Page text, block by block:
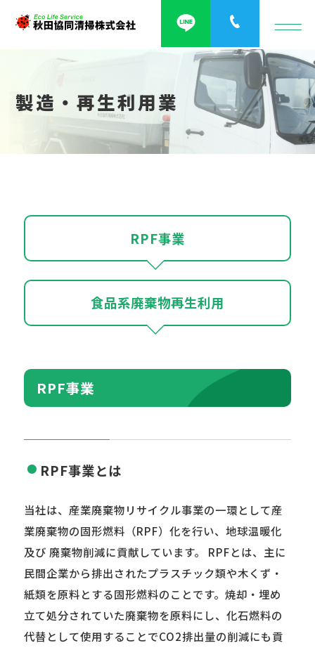
製造・再生利用業
RPF事業
食品系廃棄物再生利用
RPF事業
RPF事業とは
当社は、産業廃棄物リサイクル事業の一環として産
業廃棄物の固形燃料（RPF）化を行い、地球温暖化
及び 廃棄物削減に貢献しています。 RPFとは、主に
民間企業から排出されたプラスチック類や木くず・
紙類を原料とする固形燃料のことです。焼却・埋め
立て処分されていた廃棄物を原料にし、化石燃料の
代替として使用することでCO2排出量の削減にも貢